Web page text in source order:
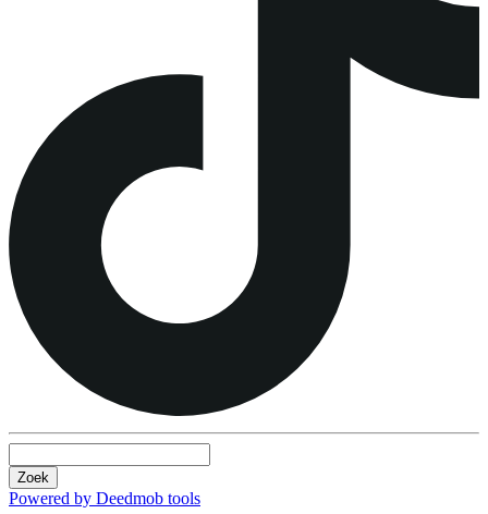
Zoek
Powered by Deedmob tools